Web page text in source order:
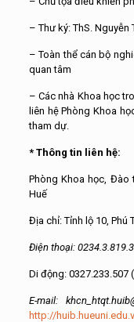
– Thư ký: ThS. Nguyễn
– Toàn thể cán bộ
quan tâm
– Các nhà Khoa học
liên hệ Phòng Khoa
tham dự.
* Thông tin liên hệ:
Phòng Khoa học, Đào
Huế
Địa chỉ: Tỉnh lộ 10, Phú
Điện thoại:
Di động: 0327.233.507
E-mail:
http://